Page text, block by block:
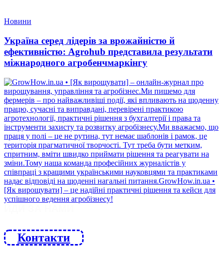
Новини
Україна серед лідерів за врожайністю й
ефективністю: Agrohub представила результати
міжнародного агробенчмаркінгу
Контакти